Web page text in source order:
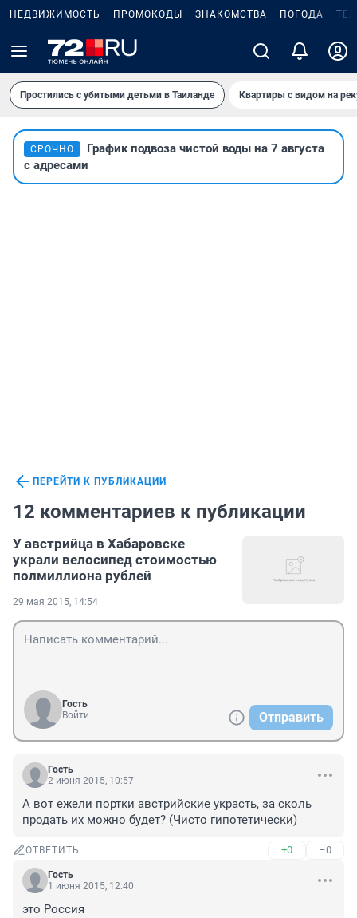
НЕДВИЖИМОСТЬ ПРОМОКОДЫ ЗНАКОМСТВА ПОГОДА
Простились с убитыми детьми в Таиланде Квартиры с видом на
СРОЧНО
График подвоза чистой воды на 7 августа
с адресами
ПЕРЕЙТИ К ПУБЛИКАЦИИ
12 комментариев к публикации
У австрийца в Хабаровске
украли велосипед стоимостью
полмиллиона рублей
29 мая 2015, 14:54
Гость
Войти
Отправить
Гость
2 июня 2015, 10:57
А вот ежели портки австрийские украсть, за сколь
продать их можно будет? (Чисто гипотетически)
ОТВЕТИТЬ +0 –0
Гость
1 июня 2015, 12:40
это Россия